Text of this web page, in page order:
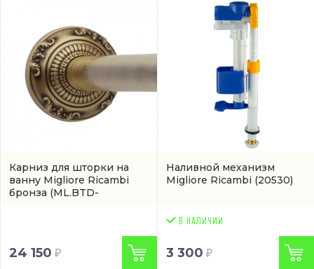
Карниз для шторки на
ванну Migliore Ricambi
бронза (ML.BTD-
24 150
Наливной механизм
Migliore Ricambi (20530)
3 300